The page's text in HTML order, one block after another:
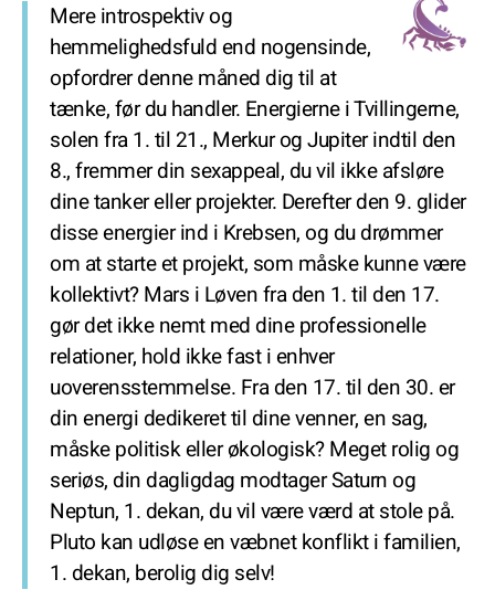
Mere introspektiv og
hemmelighedsfuld end nogensinde,
opfordrer denne måned dig til at
tænke, før du handler. Energierne i Tvillingerne,
solen fra 1. til 21., Merkur og Jupiter indtil den
8., fremmer din sexappeal, du vil ikke afsløre
dine tanker eller projekter. Derefter den 9. glider
disse energier ind i Krebsen, og du drømmer
om at starte et projekt, som måske kunne være
kollektivt? Mars i Løven fra den 1. til den 17.
gør det ikke nemt med dine professionelle
relationer, hold ikke fast i enhver
uoverensstemmelse. Fra den 17. til den 30. er
din energi dedikeret til dine venner, en sag,
måske politisk eller økologisk? Meget rolig og
seriøs, din dagligdag modtager Saturn og
Neptun, 1. dekan, du vil være værd at stole på.
Pluto kan udløse en væbnet konflikt i familien,
1. dekan, berolig dig selv!